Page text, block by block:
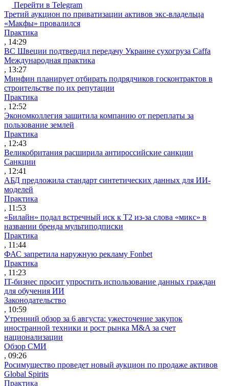
Перейти в Telegram
Третий аукцион по приватизации активов экс-владельца
«Макфы» провалился
Практика
, 14:29
ВС Швеции подтвердил передачу Украине сухогруза Caffa
Международная практика
, 13:27
Минфин планирует отбирать подрядчиков госконтрактов в
строительстве по их репутации
Практика
, 12:52
Экономколлегия защитила компанию от переплаты за
пользование землей
Практика
, 12:43
Великобритания расширила антироссийские санкции
Санкции
, 12:41
АБД предложила стандарт синтетических данных для ИИ-
моделей
Практика
, 11:53
«Билайн» подал встречный иск к Т2 из-за слова «микс» в
названии бренда мультиподписки
Практика
, 11:44
ФАС запретила наружную рекламу Fonbet
Практика
, 11:23
IT-бизнес просит упростить использование данных граждан
для обучения ИИ
Законодательство
, 10:59
Утренний обзор за 6 августа: ужесточение закупок
иностранной техники и рост рынка M&A за счет
национализации
Обзор СМИ
, 09:26
Росимущество проведет новый аукцион по продаже активов
Global Spirits
Практика